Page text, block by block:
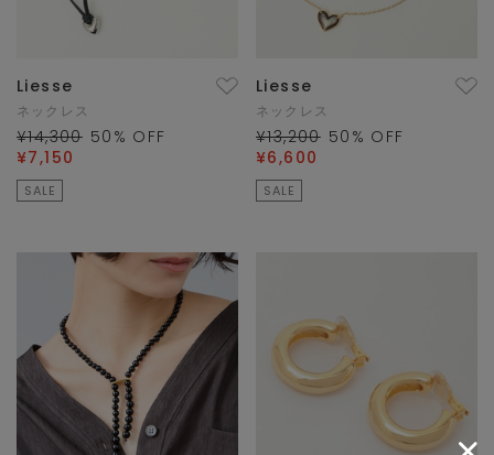
Liesse
ネックレス
¥14,300 50 % OFF
¥7,150
SALE
Liesse
ネックレス
¥13,200 50 % OFF
¥6,600
SALE